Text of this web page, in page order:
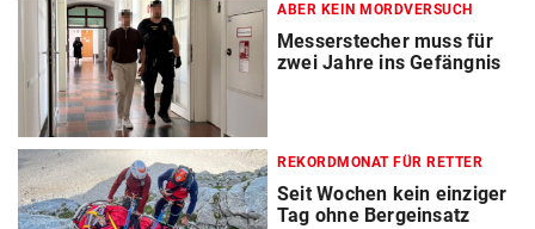
ABER KEIN MORDVERSUCH
Messerstecher muss für
zwei Jahre ins Gefängnis
REKORDMONAT FÜR RETTER
Seit Wochen kein einziger
Tag ohne Bergeinsatz